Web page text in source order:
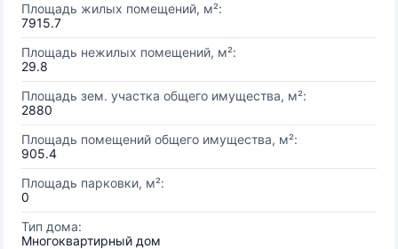
Площадь жилых помещений, м²:
7915.7
Площадь нежилых помещений, м²:
29.8
Площадь зем. участка общего имущества, м²:
2880
Площадь помещений общего имущества, м²:
905.4
Площадь парковки, м²:
0
Тип дома:
Многоквартирный дом